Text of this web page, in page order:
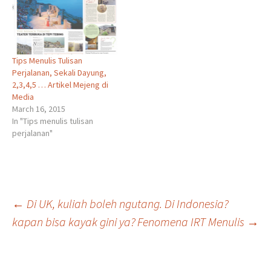
Tips Menulis Tulisan
Perjalanan, Sekali Dayung,
2,3,4,5 … Artikel Mejeng di
Media
March 16, 2015
In "Tips menulis tulisan
perjalanan"
Post
← Di UK, kuliah boleh ngutang. Di Indonesia?
kapan bisa kayak gini ya?Fenomena IRT Menulis →